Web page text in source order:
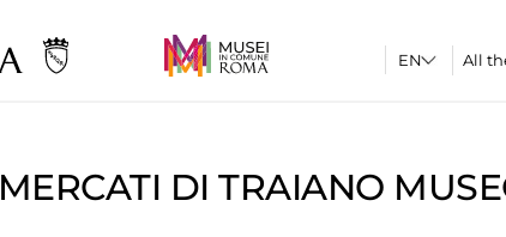
All
MERCATI DI TRAIANO